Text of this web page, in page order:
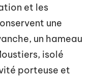
et les
une
un hameau
isolé
porteuse et